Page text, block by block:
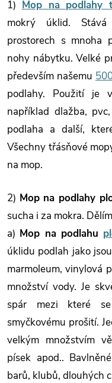
1) Mop na podlahy
mokrý úklid.
prostorech s mnoha
nohy nábytku. Velké
především našemu
podlahy. Použití je
například dlažba,
podlaha a další,
Všechny třásňové
na mop.
2) Mop na podlahy
sucha i za mokra.
a) Mop na podlahu
úklidu podlah jako
marmoleum, vinylová
množství vody. Je
spár mezi které
smyčkovému prošití.
velkým množstvím
písek apod..
barů, klubů, dlouhých